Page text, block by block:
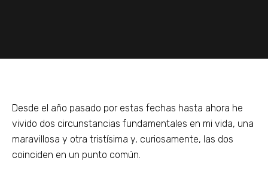
Desde el año pasado por estas fechas hasta ahora he
vivido dos circunstancias fundamentales en mi vida, una
maravillosa y otra tristísima y, curiosamente, las dos
coinciden en un punto común.